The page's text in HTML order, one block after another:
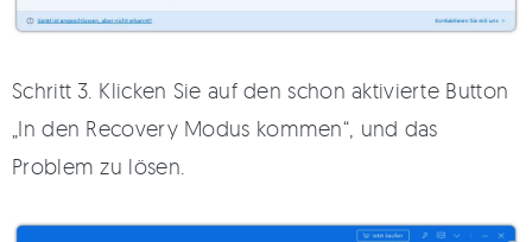
Schritt 3. Klicken Sie auf den schon aktivierte Button
„In den Recovery Modus kommen“, und das
Problem zu lösen.